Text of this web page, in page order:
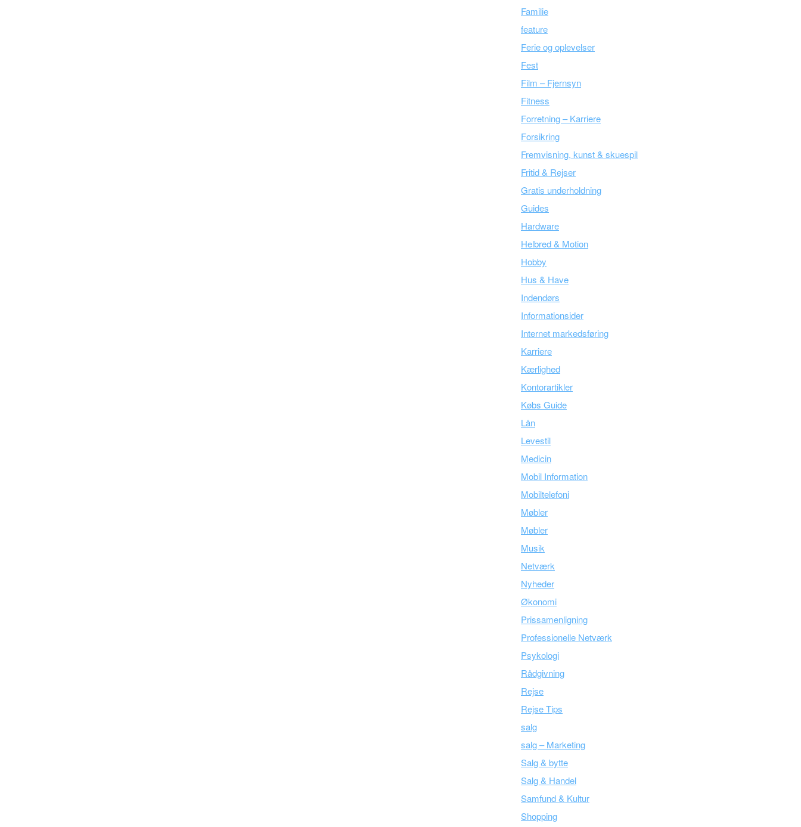
Familie
feature
Ferie og oplevelser
Fest
Film – Fjernsyn
Fitness
Forretning – Karriere
Forsikring
Fremvisning, kunst & skuespil
Fritid & Rejser
Gratis underholdning
Guides
Hardware
Helbred & Motion
Hobby
Hus & Have
Indendørs
Informationsider
Internet markedsføring
Karriere
Kærlighed
Kontorartikler
Købs Guide
Lån
Levestil
Medicin
Mobil Information
Mobiltelefoni
Møbler
Møbler
Musik
Netværk
Nyheder
Økonomi
Prissamenligning
Professionelle Netværk
Psykologi
Rådgivning
Rejse
Rejse Tips
salg
salg – Marketing
Salg & bytte
Salg & Handel
Samfund & Kultur
Shopping